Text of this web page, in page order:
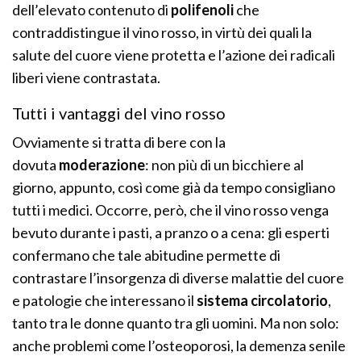
dell’elevato contenuto di polifenoliche
contraddistingue il vino rosso, in virtù dei quali la
salute del cuore viene protetta e l’azione dei radicali
liberi viene contrastata.
Tutti i vantaggi del vino rosso
Ovviamente si tratta di bere con la
dovuta moderazione: non più di un bicchiere al
giorno, appunto, così come già da tempo consigliano
tutti i medici. Occorre, però, che il vino rosso venga
bevuto durante i pasti, a pranzo o a cena: gli esperti
confermano che tale abitudine permette di
contrastare l’insorgenza di diverse malattie del cuore
e patologie che interessano il sistema circolatorio,
tanto tra le donne quanto tra gli uomini. Ma non solo:
anche problemi come l’osteoporosi, la demenza senile